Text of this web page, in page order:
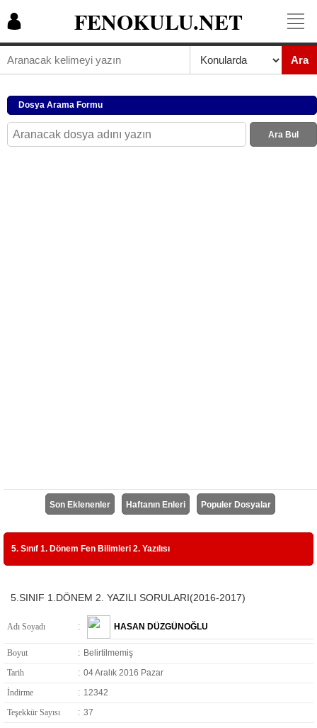
FENOKULU.NET
Ara
Dosya Arama Formu
Ara Bul
Son Eklenenler Haftanın Enleri Populer Dosyalar
5. Sınıf 1. Dönem Fen Bilimleri 2. Yazılısı
5.SINIF 1.DÖNEM 2. YAZILI SORULARI(2016-2017)
Adı Soyadı : HASAN DÜZGÜNOĞLU
Boyut : Belirtilmemiş
Tarih
: 04 Aralık 2016 Pazar
İndirme
: 12342
Teşekkür Sayısı
: 37